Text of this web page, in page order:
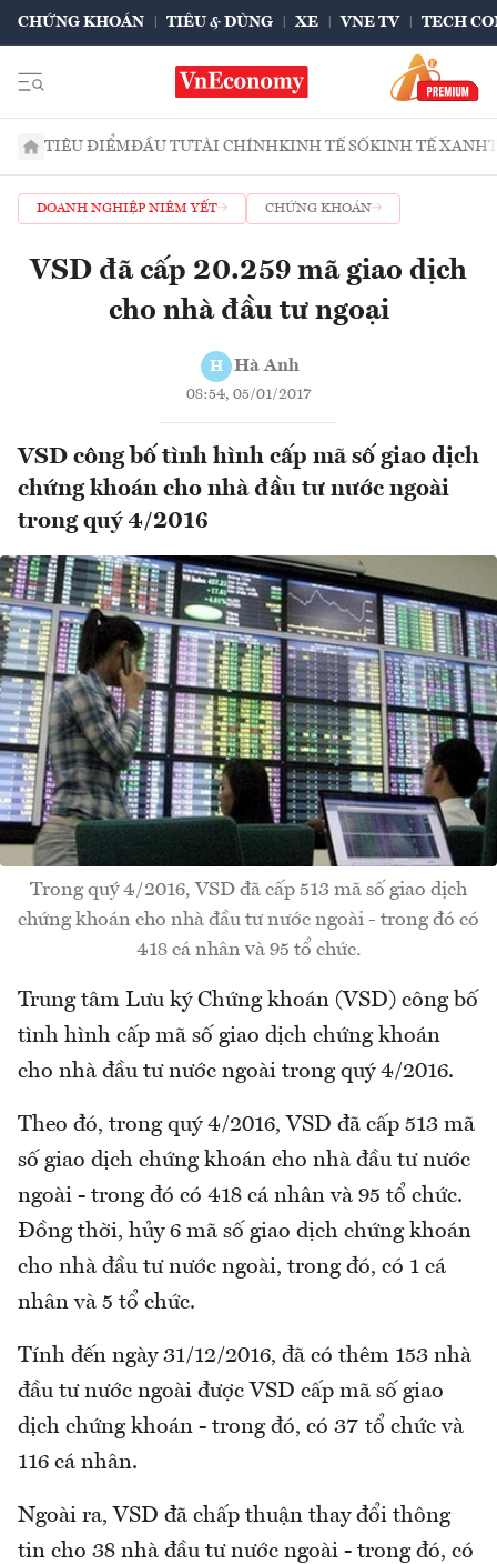
CHỨNG KHOÁN TIÊU & DÙNG XE VNE TV TECH
TIÊU ĐIỂMĐẦU TƯTÀI CHÍNHKINH TẾ SỐKINH TẾ XANH
DOANH NGHIỆP NIÊM YẾT CHỨNG KHOÁN
VSD đã cấp 20.259 mã giao dịch
cho nhà đầu tư ngoại
H Hà Anh
08:54, 05/01/2017
VSD công bố tình hình cấp mã số giao dịch
chứng khoán cho nhà đầu tư nước ngoài
trong quý 4/2016
Trong quý 4/2016, VSD đã cấp 513 mã số giao dịch
chứng khoán cho nhà đầu tư nước ngoài - trong đó có
418 cá nhân và 95 tổ chức.
Trung tâm Lưu ký Chứng khoán (VSD) công bố
tình hình cấp mã số giao dịch chứng khoán
cho nhà đầu tư nước ngoài trong quý 4/2016.
Theo đó, trong quý 4/2016, VSD đã cấp 513 mã
số giao dịch chứng khoán cho nhà đầu tư nước
ngoài - trong đó có 418 cá nhân và 95 tổ chức.
Đồng thời, hủy 6 mã số giao dịch chứng khoán
cho nhà đầu tư nước ngoài, trong đó, có 1 cá
nhân và 5 tổ chức.
Tính đến ngày 31/12/2016, đã có thêm 153 nhà
đầu tư nước ngoài được VSD cấp mã số giao
dịch chứng khoán - trong đó, có 37 tổ chức và
116 cá nhân.
Ngoài ra, VSD đã chấp thuận thay đổi thông
tin cho 38 nhà đầu tư nước ngoài - trong đó, có